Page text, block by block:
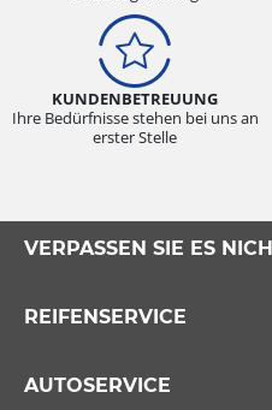
KUNDENBETREUUNG
Ihre Bedürfnisse stehen bei uns an
erster Stelle
VERPASSEN SIE ES
REIFENSERVICE
AUTOSERVICE